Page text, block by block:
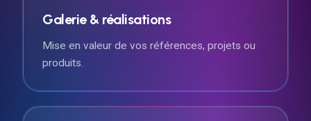
Galerie & réalisations
Mise en valeur de vos références, projets ou
produits.